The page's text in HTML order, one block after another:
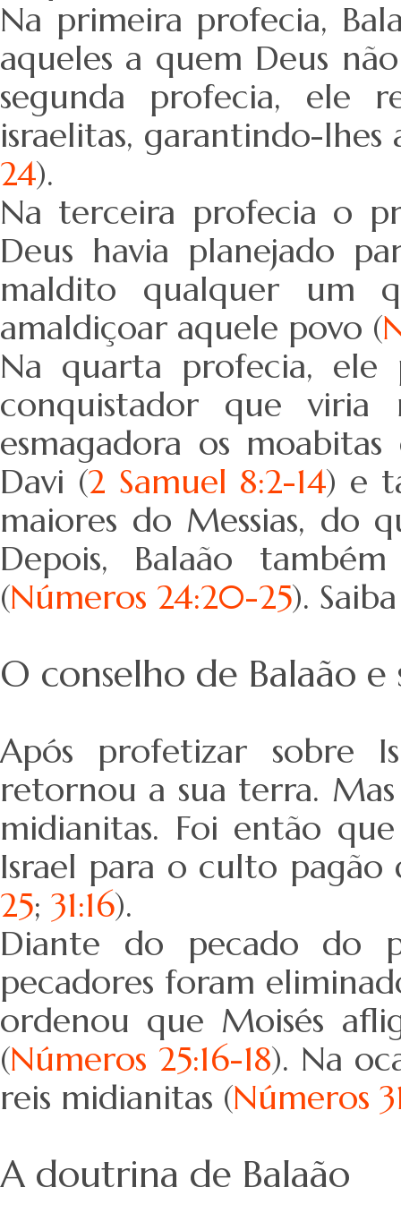
Na primeira profecia,
aqueles a quem Deus
segunda profecia, ele
israelitas, garantindo-
24).
Na terceira profecia o
Deus havia planejado
maldito qualquer um
amaldiçoar aquele povo (
Na quarta profecia,
conquistador que
esmagadora os
Davi (2 Samuel 8:2-14) e
maiores do Messias, do
Depois, Balaão
(Números 24:20-25).
O conselho de Balaão
Após profetizar sobre
retornou a sua terra.
midianitas. Foi então
Israel para o culto pagão
25; 31:16).
Diante do pecado do
pecadores foram
ordenou que Moisés
(Números 25:16-18). Na
reis midianitas (Números
A doutrina de Balaão